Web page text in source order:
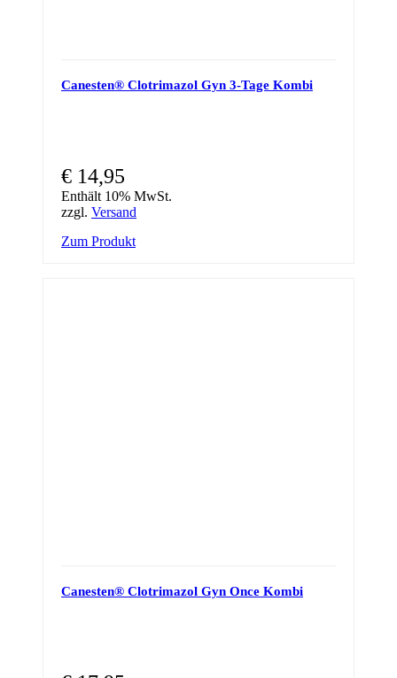
Canesten® Clotrimazol Gyn 3-Tage Kombi
€ 14,95
Enthält 10% MwSt.
zzgl. Versand
Zum Produkt
Canesten® Clotrimazol Gyn Once Kombi